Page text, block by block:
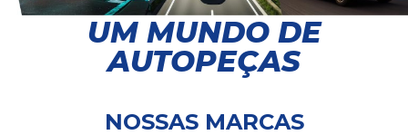
UM MUNDO DE
AUTOPEÇAS
NOSSAS MARCAS